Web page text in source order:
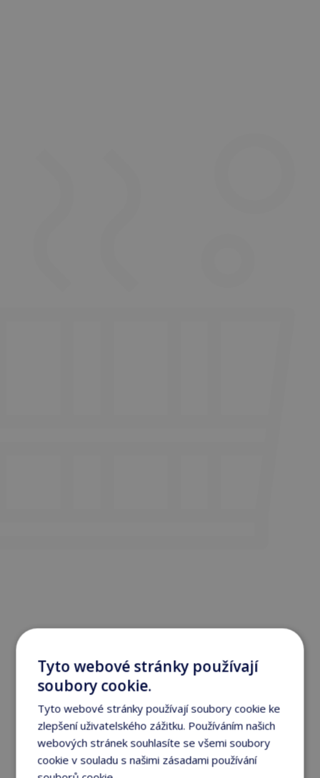
Tyto webové stránky používají
soubory cookie.
Tyto webové stránky používají soubory cookie ke
zlepšení uživatelského zážitku. Používáním našich
webových stránek souhlasíte se všemi soubory
cookie v souladu s našimi zásadami používání